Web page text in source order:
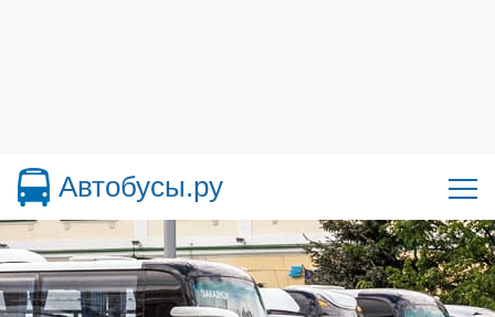
Автобусы.ру